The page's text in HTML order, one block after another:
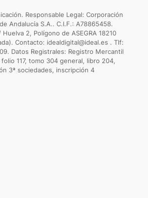
Responsable Legal: Corporación
Andalucía S.A.. C.I.F.: A78865458.
Huelva 2, Polígono de ASEGRA 18210
Contacto: idealdigital@ideal.es . Tlf:
Datos Registrales: Registro Mercantil
117, tomo 304 general, libro 204,
3ª sociedades, inscripción 4